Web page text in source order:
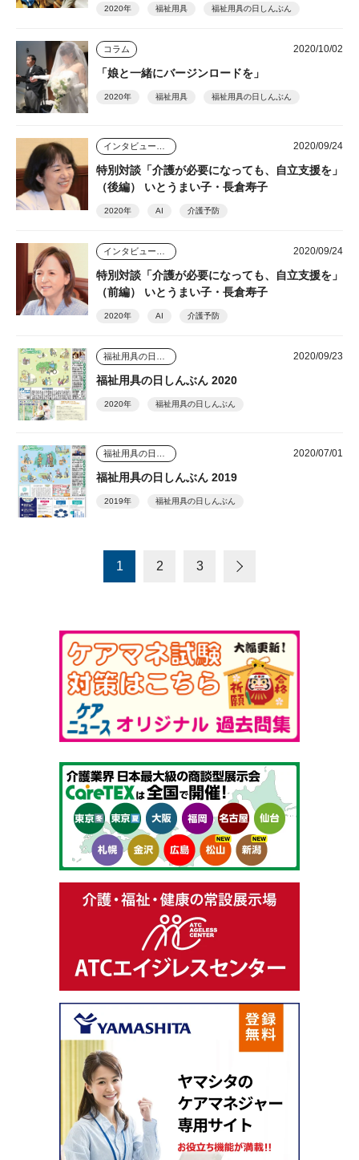
2020年 福祉用具 福祉用具の日しんぶん
コラム 2020/10/02
「娘と一緒にバージンロードを」
2020年 福祉用具 福祉用具の日しんぶん
2020/09/24
特別対談「介護が必要になっても、自立支援を」
（後編） いとうまい子・長倉寿子
2020年 AI 介護予防
2020/09/24
特別対談「介護が必要になっても、自立支援を」
（前編） いとうまい子・長倉寿子
2020年 AI 介護予防
2020/09/23
福祉用具の日しんぶん 2020
2020年 福祉用具の日しんぶん
2020/07/01
福祉用具の日しんぶん 2019
2019年 福祉用具の日しんぶん
1 2 3